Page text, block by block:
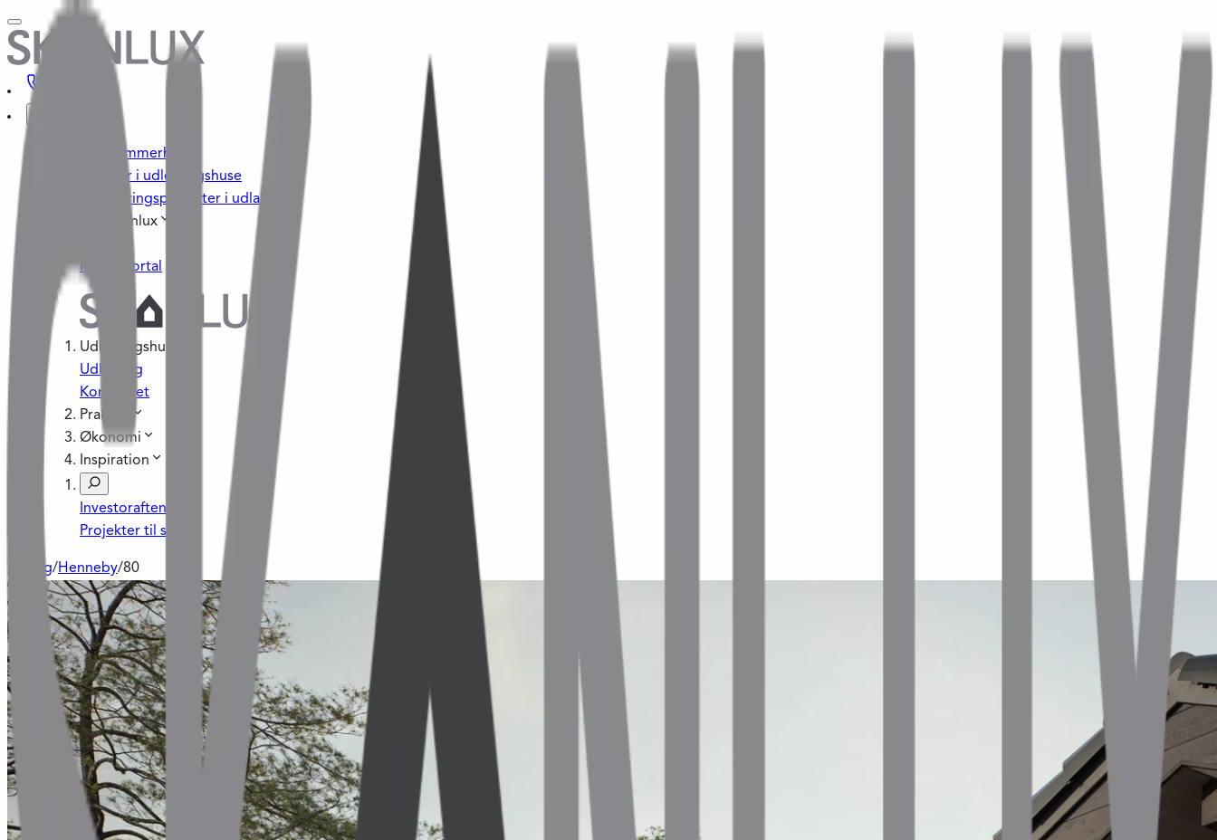
Byg sommerhus
Investér i udlejningshuse
Investeringsprojekter i udlandet
Om Skanlux
Kundeportal
Udlejningshuse
Udlejning
Konceptet
Praktisk
Økonomi
Inspiration
Investoraftener
Projekter til salg
Til salg/Henneby/80